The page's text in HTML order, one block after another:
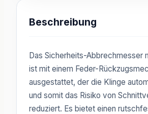
Beschreibung
Das Sicherheits-Abbrechmesser
ist mit einem Feder-
ausgestattet, der die Klinge
und somit das Risiko von
reduziert. Es bietet einen